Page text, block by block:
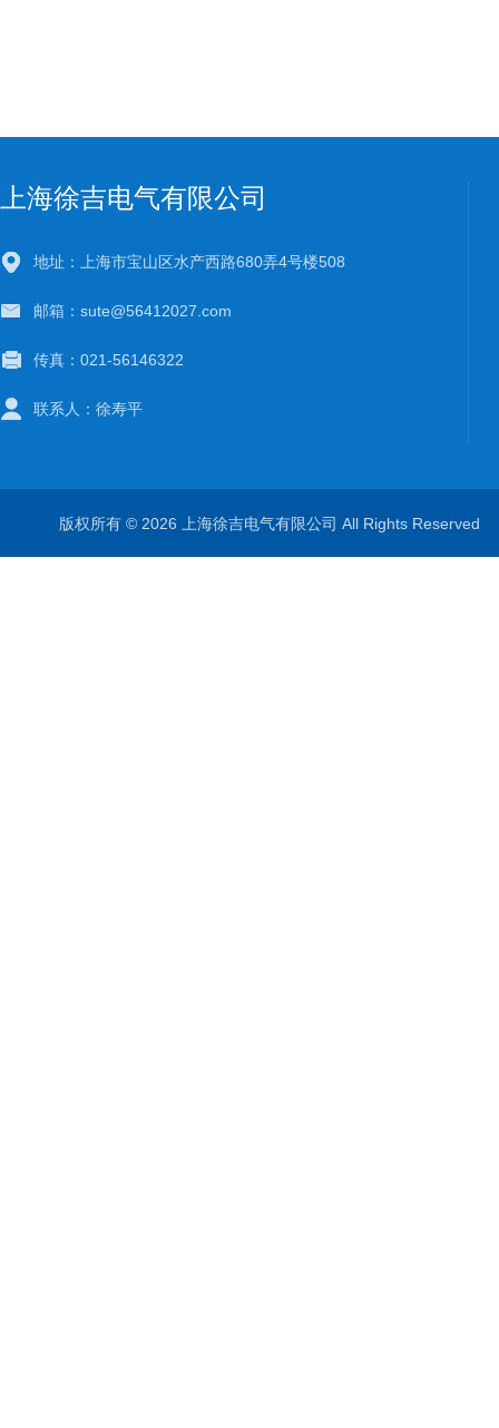
上海徐吉电气有限公司
地址：上海市宝山区水产西路680弄4号楼508
邮箱：sute@56412027.com
传真：021-56146322
联系人：徐寿平
版权所有 © 2026 上海徐吉电气有限公司 All Rights